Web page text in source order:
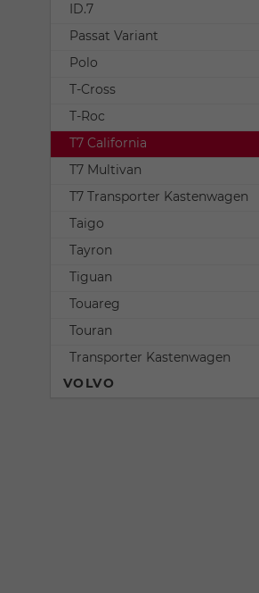
ID.7
Passat Variant
Polo
T-Cross
T-Roc
T7 California
T7 Multivan
T7 Transporter Kastenwagen
Taigo
Tayron
Tiguan
Touareg
Touran
Transporter Kastenwagen
VOLVO